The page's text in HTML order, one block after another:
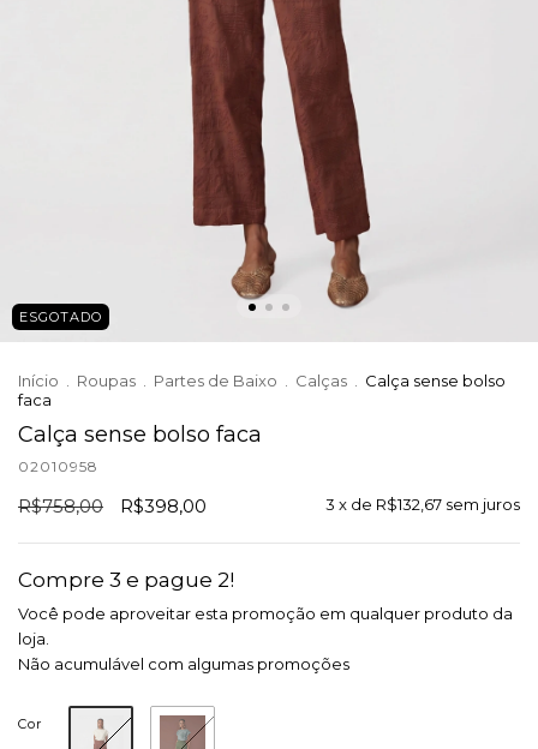
ESGOTADO
Início Roupas Partes de Baixo Calças
Calça sense bolso
faca
Calça sense bolso faca
02010958
R$758,00 R$398,00 3 x de R$132,67 sem juros
Compre 3 e pague 2!
Você pode aproveitar esta promoção em qualquer produto da
loja.
Não acumulável com algumas promoções
Cor